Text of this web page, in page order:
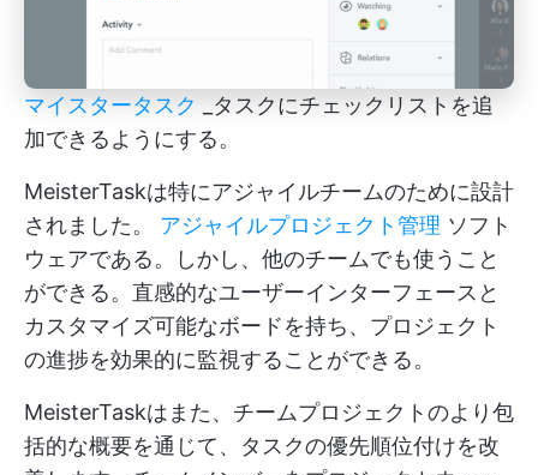
マイスタータスク
_タスクにチェックリストを追
加できるようにする。
MeisterTaskは特にアジャイルチームのために設計
されました。 アジャイルプロジェクト管理 ソフト
ウェアである。しかし、他のチームでも使うこと
ができる。直感的なユーザーインターフェースと
カスタマイズ可能なボードを持ち、プロジェクト
の進捗を効果的に監視することができる。
MeisterTaskはまた、チームプロジェクトのより包
括的な概要を通じて、タスクの優先順位付けを改